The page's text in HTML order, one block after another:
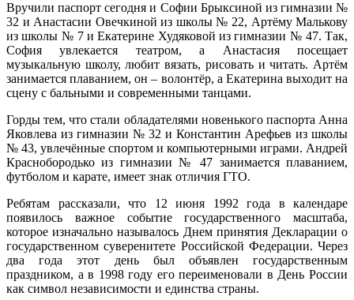
Вручили паспорт сегодня и Софии Брыксиной из гимназии №
32 и Анастасии Овечкиной из школы № 22, Артёму Малькову
из школы № 7 и Екатерине Худяковой из гимназии № 47. Так,
София увлекается театром, а Анастасия посещает
музыкальную школу, любит вязать, рисовать и читать. Артём
занимается плаванием, он – волонтёр, а Екатерина выходит на
сцену с бальными и современными танцами.
Горды тем, что стали обладателями новенького паспорта Анна
Яковлева из гимназии № 32 и Константин Арефьев из школы
№ 43, увлечённые спортом и компьютерными играми. Андрей
Краснобородько из гимназии № 47 занимается плаванием,
футболом и карате, имеет знак отличия ГТО.
Ребятам рассказали, что 12 июня 1992 года в календаре
появилось важное событие государственного масштаба,
которое изначально называлось Днем принятия Декларации о
государственном суверенитете Российской Федерации. Через
два года этот день был объявлен государственным
праздником, а в 1998 году его переименовали в День России
как символ независимости и единства страны.